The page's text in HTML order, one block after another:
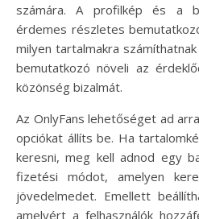
számára. A profilkép és a
érdemes részletes
milyen tartalmakra
bemutatkozó növeli az
közönség bizalmát.
Az OnlyFans lehetőséget ad
opciókat állíts be. Ha
keresni, meg kell adnod egy
fizetési módot, amelyen
jövedelmedet. Emellett
amelyért a felhasználók